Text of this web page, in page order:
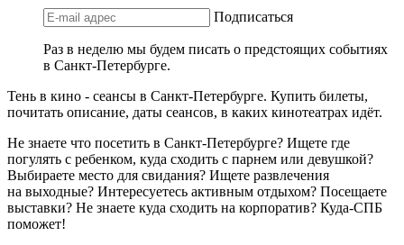
Подписаться
Раз в неделю мы будем писать о предстоящих событиях
в Санкт-Петербурге.
Тень в кино - сеансы в Санкт-Петербурге. Купить билеты,
почитать описание, даты сеансов, в каких кинотеатрах идёт.
Не знаете что посетить в Санкт-Петербурге? Ищете где
погулять с ребенком, куда сходить с парнем или девушкой?
Выбираете место для свидания? Ищете развлечения
на выходные? Интересуетесь активным отдыхом? Посещаете
выставки? Не знаете куда сходить на корпоратив? Куда-СПБ
поможет!